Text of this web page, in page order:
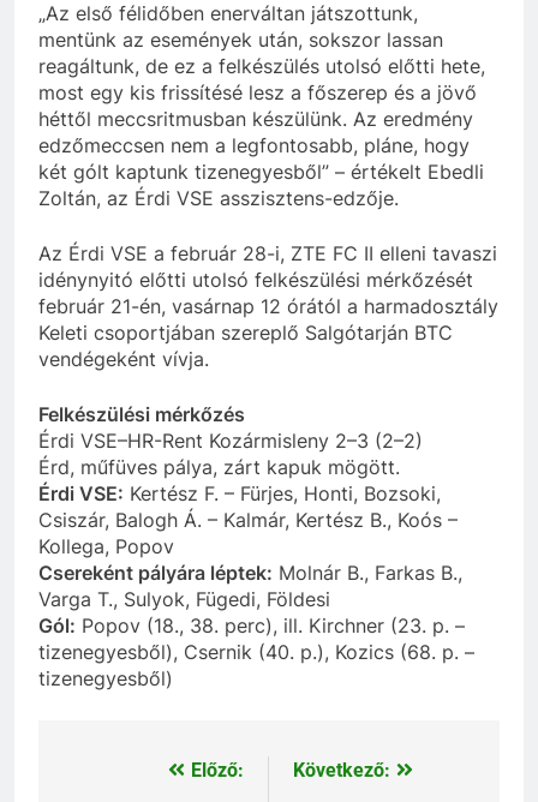
„Az első félidőben enerváltan játszottunk,
mentünk az események után, sokszor lassan
reagáltunk, de ez a felkészülés utolsó előtti hete,
most egy kis frissítésé lesz a főszerep és a jövő
héttől meccsritmusban készülünk. Az eredmény
edzőmeccsen nem a legfontosabb, pláne, hogy
két gólt kaptunk tizenegyesből” – értékelt Ebedli
Zoltán, az Érdi VSE asszisztens-edzője.
Az Érdi VSE a február 28-i, ZTE FC II elleni tavaszi
idénynyitó előtti utolsó felkészülési mérkőzését
február 21-én, vasárnap 12 órától a harmadosztály
Keleti csoportjában szereplő Salgótarján BTC
vendégeként vívja.
Felkészülési mérkőzés
Érdi VSE–HR-Rent Kozármisleny 2–3 (2–2)
Érd, műfüves pálya, zárt kapuk mögött.
Érdi VSE: Kertész F. – Fürjes, Honti, Bozsoki,
Csiszár, Balogh Á. – Kalmár, Kertész B., Koós –
Kollega, Popov
Csereként pályára léptek: Molnár B., Farkas B.,
Varga T., Sulyok, Fügedi, Földesi
Gól: Popov (18., 38. perc), ill. Kirchner (23. p. –
tizenegyesből), Csernik (40. p.), Kozics (68. p. –
tizenegyesből)
BejegyzésElőző:
Következő: